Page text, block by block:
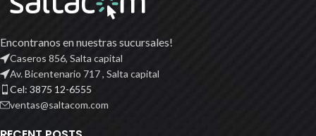
Encontranos en nuestras sucursales!
Caseros 856, Salta capital
Av. Bicentenario 717 , Salta capital
Cel: 3875 12-6555
ventas@saltacom.com